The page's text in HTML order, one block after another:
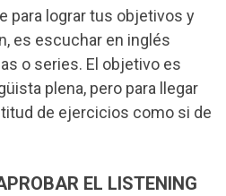
para lograr tus objetivos y
es escuchar en inglés
o series. El objetivo es
plena, pero para llegar
de ejercicios como si de
EL LISTENING